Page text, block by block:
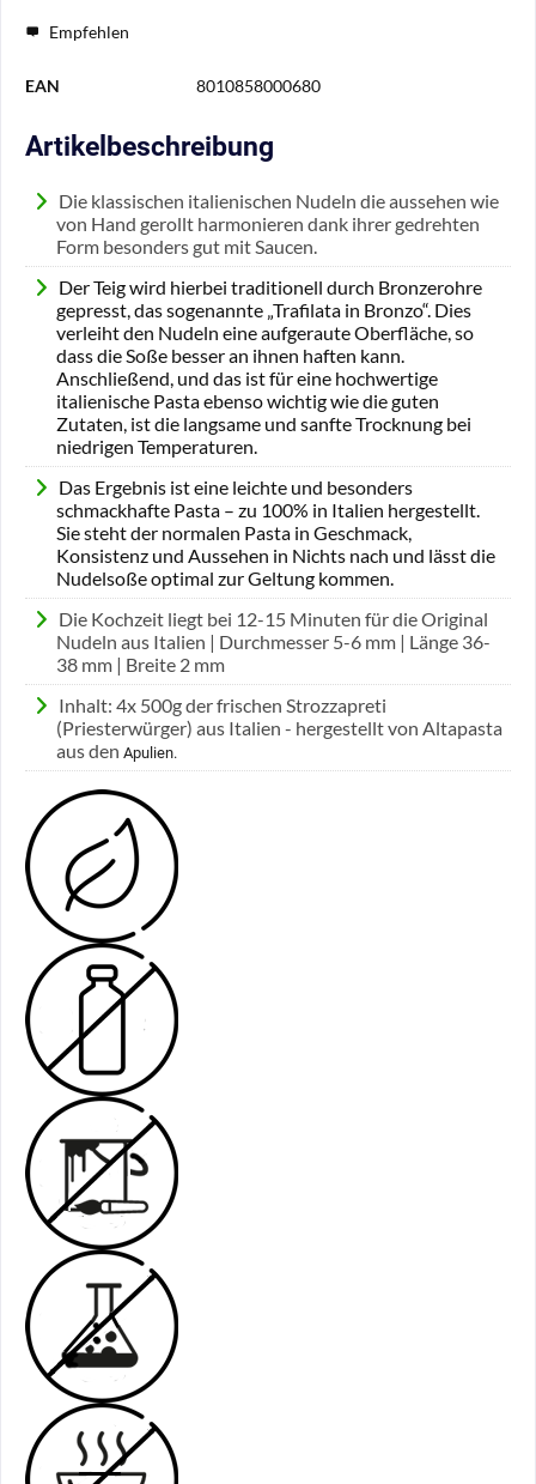
Empfehlen
EAN 8010858000680
Artikelbeschreibung
Die klassischen italienischen Nudeln die aussehen wie
von Hand gerollt harmonieren dank ihrer gedrehten
Form besonders gut mit Saucen.
Der Teig wird hierbei traditionell durch Bronzerohre
gepresst, das sogenannte „Trafilata in Bronzo“. Dies
verleiht den Nudeln eine aufgeraute Oberfläche, so
dass die Soße besser an ihnen haften kann.
Anschließend, und das ist für eine hochwertige
italienische Pasta ebenso wichtig wie die guten
Zutaten, ist die langsame und sanfte Trocknung bei
niedrigen Temperaturen.
Das Ergebnis ist eine leichte und besonders
schmackhafte Pasta – zu 100% in Italien hergestellt.
Sie steht der normalen Pasta in Geschmack,
Konsistenz und Aussehen in Nichts nach und lässt die
Nudelsoße optimal zur Geltung kommen.
Die Kochzeit liegt bei 12-15 Minuten für die Original
Nudeln aus Italien | Durchmesser 5-6 mm | Länge 36-
38 mm | Breite 2 mm
Inhalt: 4x 500g der frischen Strozzapreti
(Priesterwürger) aus Italien - hergestellt von Altapasta
aus den Apulien.